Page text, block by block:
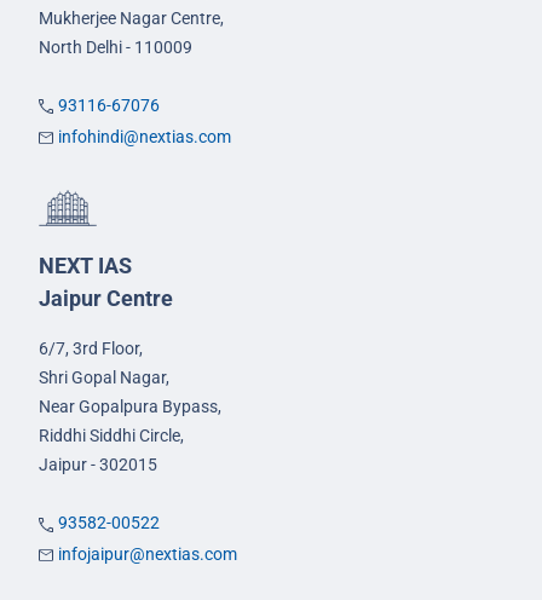
Mukherjee Nagar Centre,
North Delhi - 110009
93116-67076
infohindi@nextias.com
NEXT IAS
Jaipur Centre
6/7, 3rd Floor,
Shri Gopal Nagar,
Near Gopalpura Bypass,
Riddhi Siddhi Circle,
Jaipur - 302015
93582-00522
infojaipur@nextias.com